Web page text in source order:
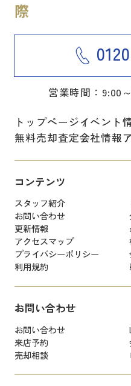
営業時間：9:00
トップページイベント
無料売却査定会社情報
コンテンツ
スタッフ紹介
お問い合わせ
更新情報
アクセスマップ
プライバシーポリシー
利用規約
お問い合わせ
お問い合わせ
来店予約
売却相談